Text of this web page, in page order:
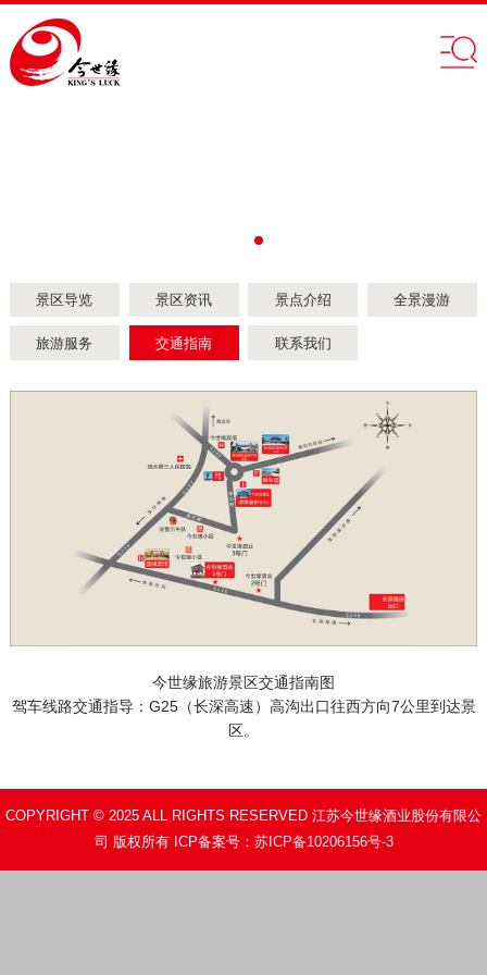
景区导览 景区资讯 景点介绍 全景漫游
旅游服务 交通指南 联系我们
今世缘旅游景区交通指南图
驾车线路交通指导：G25（长深高速）高沟出口往西方向7公里到达景
区。
COPYRIGHT © 2025 ALL RIGHTS RESERVED 江苏今世缘酒业股份有限公
司 版权所有 ICP备案号： 苏ICP备10206156号-3